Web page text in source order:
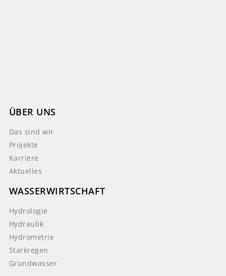
ÜBER UNS
Das sind wir
Projekte
Karriere
Aktuelles
WASSERWIRTSCHAFT
Hydrologie
Hydraulik
Hydrometrie
Starkregen
Grundwasser